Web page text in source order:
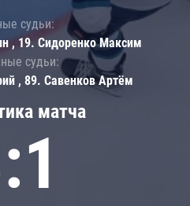
матча
судьи:
, 19. Сидоренко Максим
судьи:
, 89. Савенков Артём